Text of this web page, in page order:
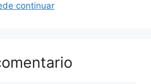
continuar